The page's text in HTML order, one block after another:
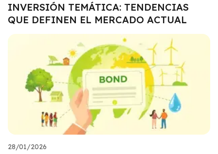
INVERSIÓN TEMÁTICA: TENDENCIAS
QUE DEFINEN EL MERCADO ACTUAL
28/01/2026